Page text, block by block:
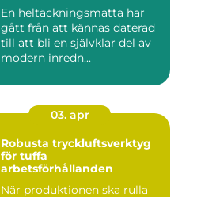
En heltäckningsmatta har
gått från att kännas daterad
till att bli en självklar del av
modern inredn...
03. apr
Robusta tryckluftsverktyg
för tuffa
arbetsförhållanden
När produktionen ska rulla